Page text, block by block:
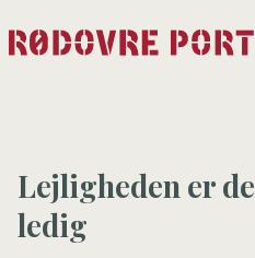
Lejligheden er
ledig